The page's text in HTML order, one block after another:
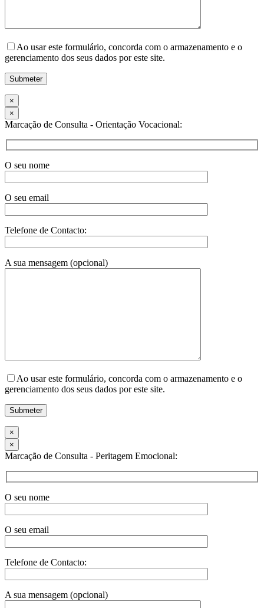
Ao usar este formulário, concorda com o armazenamento e o
gerenciamento dos seus dados por este site.
×
×
Marcação de Consulta - Orientação Vocacional:
O seu nome
O seu email
Telefone de Contacto:
A sua mensagem (opcional)
Ao usar este formulário, concorda com o armazenamento e o
gerenciamento dos seus dados por este site.
×
×
Marcação de Consulta - Peritagem Emocional:
O seu nome
O seu email
Telefone de Contacto:
A sua mensagem (opcional)